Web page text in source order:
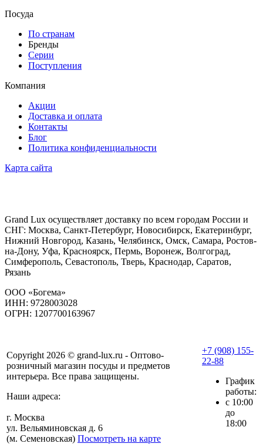
Посуда
По странам
Бренды
Серии
Поступления
Компания
Акции
Доставка и оплата
Контакты
Блог
Политика конфиденциальности
Карта сайта
Grand Lux осуществляет доставку по всем городам России и
СНГ: Москва, Санкт-Петербург, Новосибирск, Екатеринбург,
Нижний Новгород, Казань, Челябинск, Омск, Самара, Ростов-
на-Дону, Уфа, Красноярск, Пермь, Воронеж, Волгоград,
Симферополь, Севастополь, Тверь, Краснодар, Саратов,
Рязань
ООО «Богема»
ИНН: 9728003028
ОГРН: 1207700163967
Copyright 2026 © grand-lux.ru - Оптово-
розничный магазин посуды и предметов
интерьера. Все права защищены.
Наши адреса:
г. Москва
ул. Вельяминовская д. 6
(м. Семеновская) Посмотреть на карте
+7 (908) 155-
22-88
График
работы:
с 10:00
до
18:00